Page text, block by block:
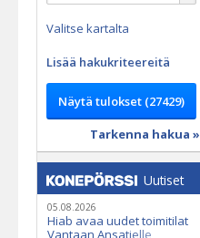
Valitse kartalta
Lisää hakukriteereitä
Tarkenna hakua »
Uutiset
05.08.2026
Hiab avaa uudet toimitilat
Vantaan Ansatielle